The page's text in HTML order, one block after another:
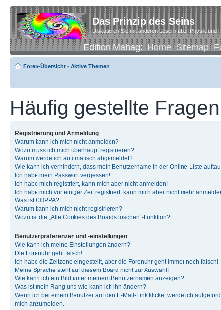
Das Prinzip des Seins
Diskutieren Sie mit anderen Lesern über Physik und
Edition Mahag:Home Sitemap
Foren-Übersicht • Aktive Themen
Häufig gestellte Fragen
Registrierung und Anmeldung
Warum kann ich mich nicht anmelden?
Wozu muss ich mich überhaupt registrieren?
Warum werde ich automatisch abgemeldet?
Wie kann ich verhindern, dass mein Benutzername in der Online-Liste
Ich habe mein Passwort vergessen!
Ich habe mich registriert, kann mich aber nicht anmelden!
Ich habe mich vor einiger Zeit registriert, kann mich aber nicht mehr
Was ist COPPA?
Warum kann ich mich nicht registrieren?
Wozu ist die „Alle Cookies des Boards löschen“-Funktion?
Benutzerpräferenzen und -einstellungen
Wie kann ich meine Einstellungen ändern?
Die Forenuhr geht falsch!
Ich habe die Zeitzone eingestellt, aber die Forenuhr geht immer noch falsch!
Meine Sprache steht auf diesem Board nicht zur Auswahl!
Wie kann ich ein Bild unter meinem Benutzernamen anzeigen?
Was ist mein Rang und wie kann ich ihn ändern?
Wenn ich bei einem Benutzer auf den E-Mail-Link klicke, werde ich
mich anzumelden.